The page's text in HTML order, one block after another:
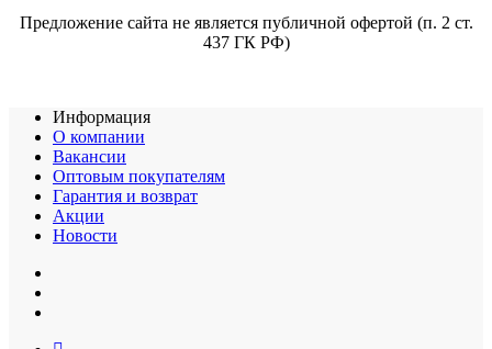
Предложение сайта не является публичной офертой (п. 2 ст.
437 ГК РФ)
Информация
О компании
Вакансии
Оптовым покупателям
Гарантия и возврат
Акции
Новости